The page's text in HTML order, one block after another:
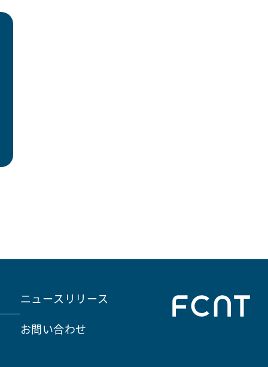
ニュースリリース
お問い合わせ